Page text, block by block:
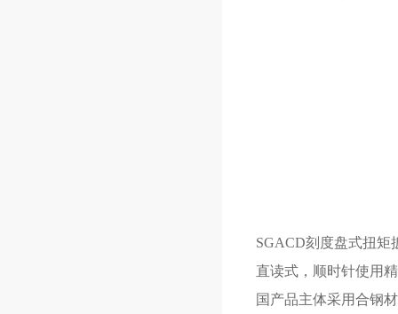
SGACD刻度盘式扭矩
直读式，顺时针使用
国产品主体采用合钢